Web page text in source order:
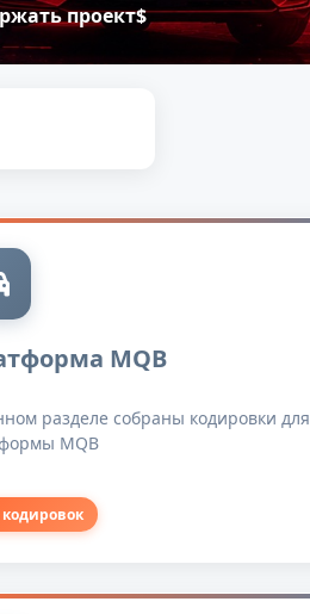
проект$
MQB
разделе собраны кодировки для
MQB
кодировок